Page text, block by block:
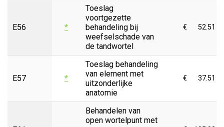
E56 *
Toeslag
voortgezette
behandeling bij
weefselschade van
de tandwortel
€ 52.51
E57 *
Toeslag behandeling
van element met
uitzonderlijke
anatomie
€ 37.51
Behandelen van
open wortelpunt met